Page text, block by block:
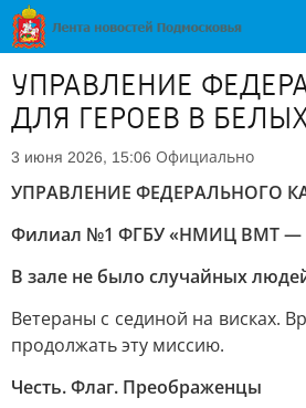
УПРАВЛЕНИЕ
ДЛЯ ГЕРОЕВ В
3 июня 2026, 15:06 Официально
УПРАВЛЕНИЕ ФЕДЕРАЛЬНОГО
Филиал №1 ФГБУ «НМИЦ ВМТ —
В зале не было случайных
Ветераны с сединой на висках.
продолжать эту миссию.
Честь. Флаг. Преображенцы